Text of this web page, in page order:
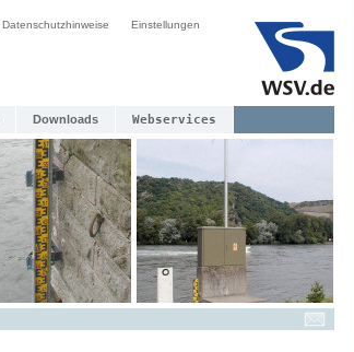
Datenschutzhinweise Einstellungen
Downloads Webservices